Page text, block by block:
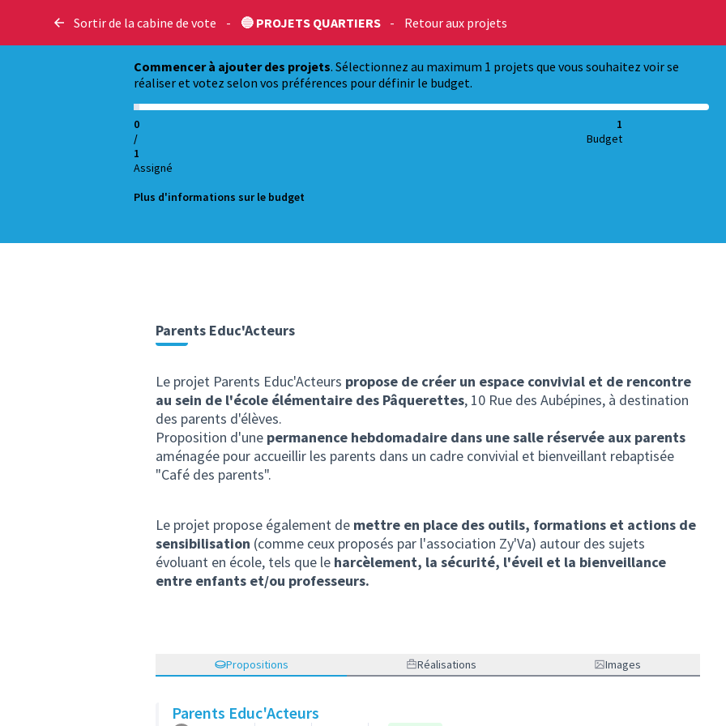
Sortir de la cabine de vote - 🔵 PROJETS QUARTIERS - Retour aux projets
Commencer à ajouter des projets. Sélectionnez au maximum 1 projets que vous souhaitez voir se
réaliser et votez selon vos préférences pour définir le budget.
0
/
1
Assigné
1
Budget
Plus d'informations sur le budget
Parents Educ'Acteurs
Le projet Parents Educ'Acteurs propose de créer un espace convivial et de rencontre
au sein de l'école élémentaire des Pâquerettes, 10 Rue des Aubépines, à destination
des parents d'élèves.
Proposition d'une permanence hebdomadaire dans une salle réservée aux parents
aménagée pour accueillir les parents dans un cadre convivial et bienveillant rebaptisée
"Café des parents".
Le projet propose également de mettre en place des outils, formations et actions de
sensibilisation (comme ceux proposés par l'association Zy'Va) autour des sujets
évoluant en école, tels que le harcèlement, la sécurité, l'éveil et la bienveillance
entre enfants et/ou professeurs.
Propositions Réalisations Images
Parents Educ'Acteurs